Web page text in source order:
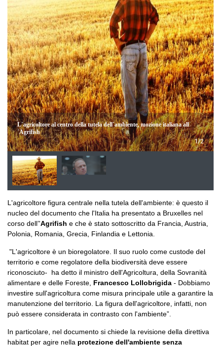
L´agricoltore al centro della tutela dell´ambiente, mozione italiana all
´Agrifish
1/2
L'agricoltore figura centrale nella tutela dell'ambiente: è questo il
nucleo del documento che l'Italia ha presentato a Bruxelles nel
corso dell’'Agrifish e che è stato sottoscritto da Francia, Austria,
Polonia, Romania, Grecia, Finlandia e Lettonia.
"L'agricoltore è un bioregolatore. Il suo ruolo come custode del
territorio e come regolatore della biodiversità deve essere
riconosciuto- ha detto il ministro dell'Agricoltura, della Sovranità
alimentare e delle Foreste, Francesco Lollobrigida - Dobbiamo
investire sull'agricoltura come misura principale utile a garantire la
manutenzione del territorio. La figura dell'agricoltore, infatti, non
può essere considerata in contrasto con l'ambiente”.
In particolare, nel documento si chiede la revisione della direttiva
habitat per agire nella protezione dell'ambiente senza